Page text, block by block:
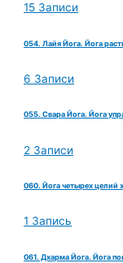
15 Записи
054. Лайя Йога. Йога
6 Записи
055. Свара Йога. Йога
2 Записи
060. Йога четырех целий
1 Запись
061. Дхарма Йога. Йога